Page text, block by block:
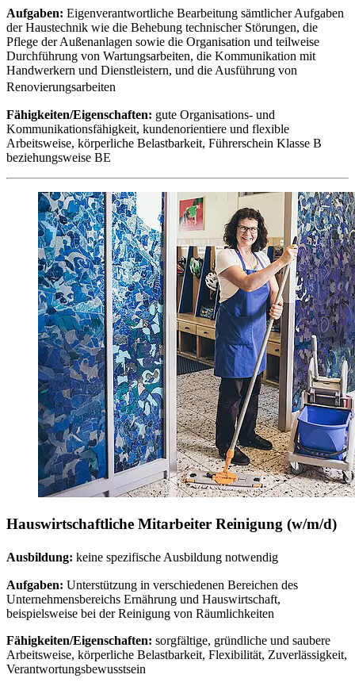
Aufgaben: Eigenverantwortliche Bearbeitung sämtlicher Aufgaben
der Haustechnik wie die Behebung technischer Störungen, die
Pflege der Außenanlagen sowie die Organisation und teilweise
Durchführung von Wartungsarbeiten, die Kommunikation mit
Handwerkern und Dienstleistern, und die Ausführung von
Renovierungsarbeiten
Fähigkeiten/Eigenschaften: gute Organisations- und
Kommunikationsfähigkeit, kundenorientiere und flexible
Arbeitsweise, körperliche Belastbarkeit, Führerschein Klasse B
beziehungsweise BE
Hauswirtschaftliche Mitarbeiter Reinigung (w/m/d)
Ausbildung: keine spezifische Ausbildung notwendig
Aufgaben: Unterstützung in verschiedenen Bereichen des
Unternehmensbereichs Ernährung und Hauswirtschaft,
beispielsweise bei der Reinigung von Räumlichkeiten
Fähigkeiten/Eigenschaften: sorgfältige, gründliche und saubere
Arbeitsweise, körperliche Belastbarkeit, Flexibilität, Zuverlässigkeit,
Verantwortungsbewusstsein